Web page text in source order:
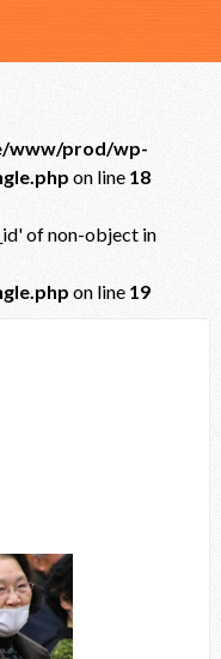
www/prod/wp-
on line 18
of non-object in
on line 19